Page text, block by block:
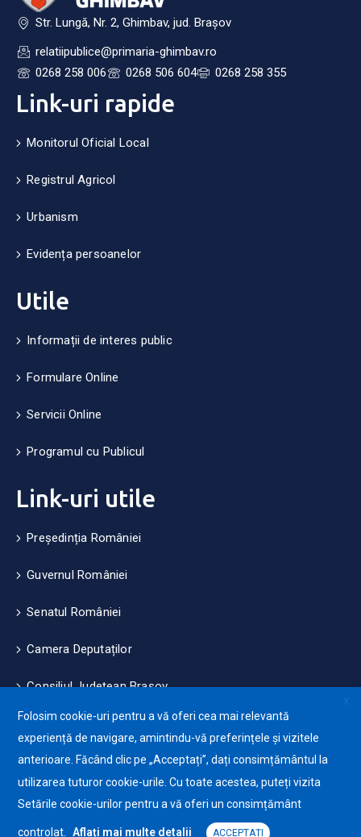
Str. Lungă, Nr. 2, Ghimbav, jud. Brașov
relatiipublice@primaria-ghimbav.ro
0268 258 006
0268 506 604 0268 258 355
Link-uri rapide
Monitorul Oficial Local
Registrul Agricol
Urbanism
Evidența persoanelor
Utile
Informații de interes public
Formulare Online
Servicii Online
Programul cu Publicul
Link-uri utile
Președinția României
Guvernul României
Senatul României
Camera Deputaților
Consiliul Județean Brașov
Măsuri de mediu și climă
Protecția datelor cu caracter personale (GDPR)
Politica de utilizare a Cookie-urilor
X
Folosim cookie-uri pentru a vă oferi cea mai relevantă
experiență de navigare, amintindu-vă preferințele și vizitele
anterioare. Făcând clic pe „Acceptați”, dați consimțământul la
utilizarea tuturor cookie-urile. Cu toate acestea, puteți vizita
Setările cookie-urilor pentru a vă oferi un consimțământ
controlat. Aflați mai multe detalii ACCEPTAȚI